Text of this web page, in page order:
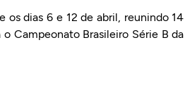
os dias 6 e 12 de abril, reunindo 14
Campeonato Brasileiro Série B da